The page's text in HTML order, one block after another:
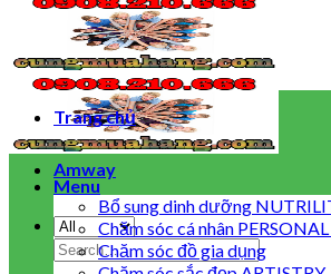
Menu
Search
for:
Trang chủ
Amway
Bổ sung dinh dưỡng
Chăm sóc cá nhân
Chăm sóc đồ gia dụng